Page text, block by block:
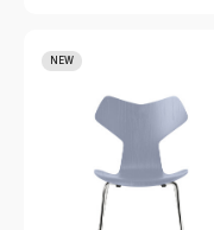
NEW